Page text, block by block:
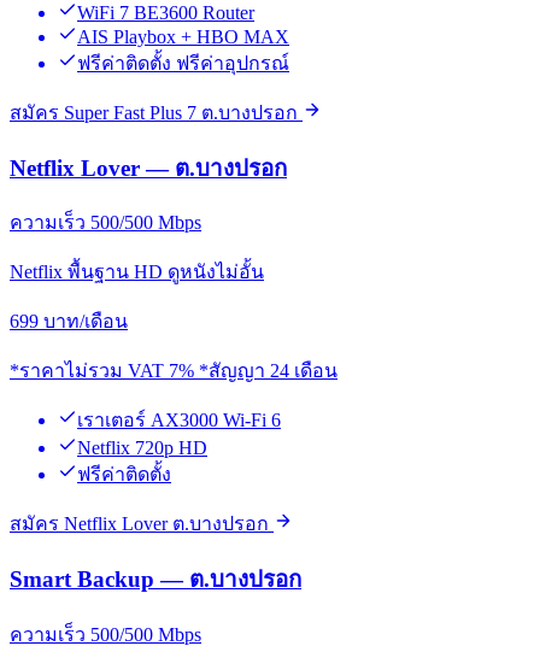
WiFi 7 BE3600 Router
AIS Playbox + HBO MAX
ฟรีค่าติดตั้ง ฟรีค่าอุปกรณ์
สมัคร Super Fast Plus 7 ต.บางปรอก
Netflix Lover — ต.บางปรอก
ความเร็ว 500/500 Mbps
Netflix พื้นฐาน HD ดูหนังไม่อั้น
699 บาท/เดือน
*ราคาไม่รวม VAT 7% *สัญญา 24 เดือน
เราเตอร์ AX3000 Wi-Fi 6
Netflix 720p HD
ฟรีค่าติดตั้ง
สมัคร Netflix Lover ต.บางปรอก
Smart Backup — ต.บางปรอก
ความเร็ว 500/500 Mbps